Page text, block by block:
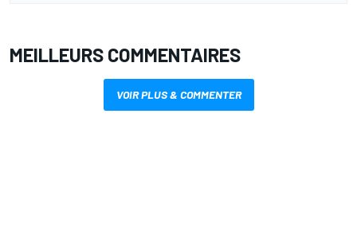
MEILLEURS COMMENTAIRES
VOIR PLUS & COMMENTER